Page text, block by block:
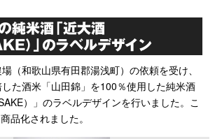
純米酒「近大酒
）」のラベルデザイン
（和歌山県有田郡湯浅町）の依頼を受け、
た酒米「山田錦」を100％使用した純米酒
）」のラベルデザインを行いました。こ
品化されました。